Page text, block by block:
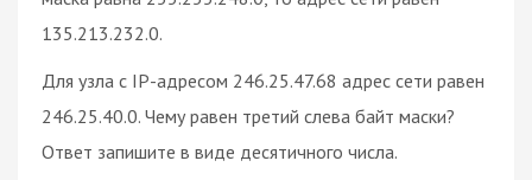
135.213.232.0.
Для узла с IP-адресом 246.25.47.68 адрес сети равен
246.25.40.0. Чему равен третий слева байт маски?
Ответ запишите в виде десятичного числа.